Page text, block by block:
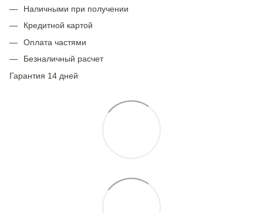
Наличными при получении
Кредитной картой
Оплата частями
Безналичный расчет
Гарантия 14 дней